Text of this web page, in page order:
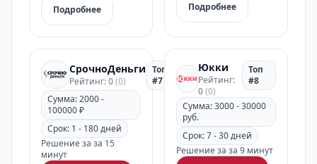
Подробнее Подробнее
СрочноДеньги
Рейтинг: 0(0)
Топ
#7
Сумма: 2000 -
100000 ₽
Срок: 1 - 180 дней
Решение за за 15
минут
Юкки
Рейтинг:
0(0)
Топ
#8
Сумма: 3000 - 30000
руб.
Срок: 7 - 30 дней
Решение за за 9 минут